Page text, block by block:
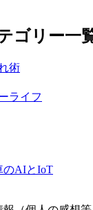
ゴリー一
術
ライフ
のAIとIoT